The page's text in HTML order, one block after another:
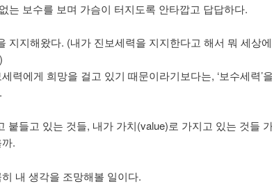
는 보수를 보며 가슴이 터지도록 안타깝고 답답하다.
지지해왔다. (내가 진보세력을 지지한다고 해서 뭐 세상
력에게 희망을 걸고 있기 때문이라기보다는, ‘보수세력’
붙들고 있는 것들, 내가 가치(value)로 가지고 있는 것들
.
내 생각을 조망해볼 일이다.